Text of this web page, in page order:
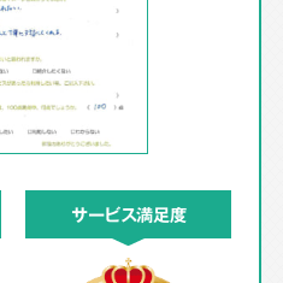
サービス満足度